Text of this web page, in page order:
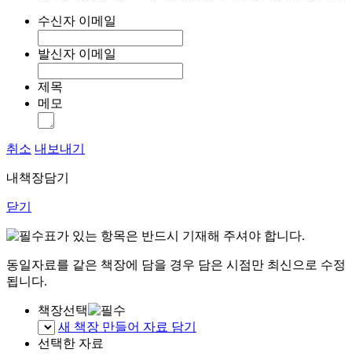
수신자 이메일
발신자 이메일
제목
메모
취소 내보내기
내책장담기
닫기
표가 있는 항목은 반드시 기재해 주셔야 합니다.
동일자료를 같은 책장에 담을 경우 담은 시점만 최신으로 수정
됩니다.
책장선택
새 책장 만들어 자료 담기
선택한 자료